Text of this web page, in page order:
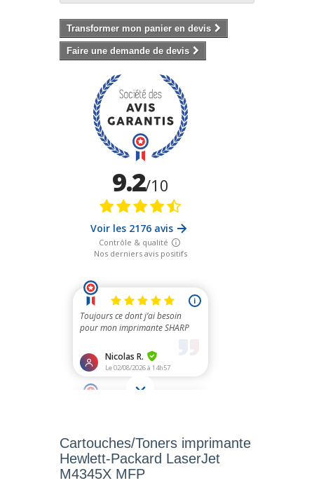
Transformer mon panier en devis
Faire une demande de devis
Cartouches/Toners imprimante
Hewlett-Packard LaserJet
M4345X MFP